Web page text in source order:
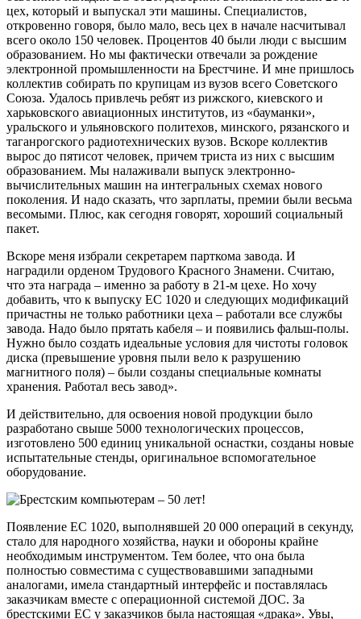
цех, который и выпускал эти машины. Специалистов,
откровенно говоря, было мало, весь цех в начале насчитывал
всего около 150 человек. Процентов 40 были люди с высшим
образованием. Но мы фактически отвечали за рождение
электронной промышленности на Брестчине. И мне пришлось
коллектив собирать по крупицам из вузов всего Советского
Союза. Удалось привлечь ребят из рижского, киевского и
харьковского авиационных институтов, из «бауманки»,
уральского и ульяновского политехов, минского, рязанского и
таганрогского радиотехнических вузов. Вскоре коллектив
вырос до пятисот человек, причем триста из них с высшим
образованием. Мы налаживали выпуск электронно-
вычислительных машин на интегральных схемах нового
поколения. И надо сказать, что зарплаты, премии были весьма
весомыми. Плюс, как сегодня говорят, хороший социальный
пакет.
Вскоре меня избрали секретарем парткома завода. И
наградили орденом Трудового Красного Знамени. Считаю,
что эта награда – именно за работу в 21-м цехе. Но хочу
добавить, что к выпуску ЕС 1020 и следующих модификаций
причастны не только работники цеха – работали все службы
завода. Надо было прятать кабеля – и появились фальш-полы.
Нужно было создать идеальные условия для чистоты головок
диска (превышение уровня пыли вело к разрушению
магнитного поля) – были созданы специальные комнаты
хранения. Работал весь завод».
И действительно, для освоения новой продукции было
разработано свыше 5000 технологических процессов,
изготовлено 500 единиц уникальной оснастки, созданы новые
испытательные стенды, оригинальное вспомогательное
оборудование.
Появление ЕС 1020, выполнявшей 20 000 операций в секунду,
стало для народного хозяйства, науки и обороны крайне
необходимым инструментом. Тем более, что она была
полностью совместима с существовавшими западными
аналогами, имела стандартный интерфейс и поставлялась
заказчикам вместе с операционной системой ДОС. За
брестскими ЕС у заказчиков была настоящая «драка». Увы,